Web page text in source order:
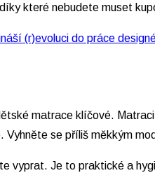
které nebudete muset
(r)evoluci do práce
matrace klíčové.
Vyhněte se příliš měkkým
vyprat. Je to praktické a